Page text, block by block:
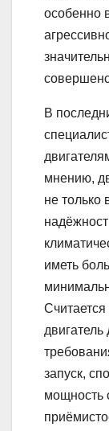
особенно
В
мнению,
не только
иметь
запуск,
мощность